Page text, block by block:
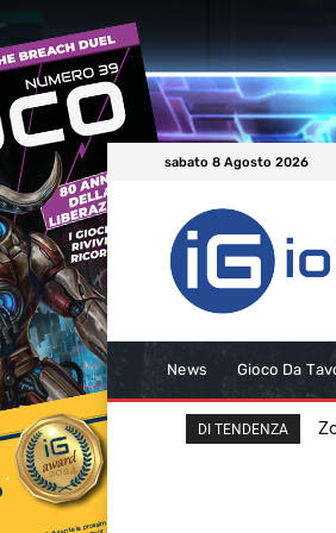
sabato 8 Agosto 2026
News Gioco Da
DI TENDENZA